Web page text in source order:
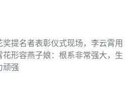
奖提名者表彰仪式现场，李云霄用
花形容燕子娘：根系非常强大，生
顽强